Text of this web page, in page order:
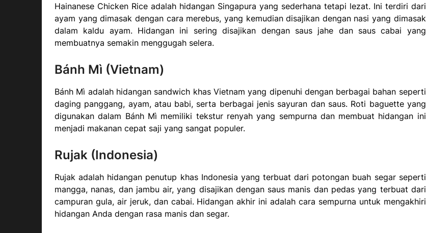
Hainanese Chicken Rice adalah hidangan Singapura yang sederhana tetapi lezat. Ini terdiri dari
ayam yang dimasak dengan cara merebus, yang kemudian disajikan dengan nasi yang dimasak
dalam kaldu ayam. Hidangan ini sering disajikan dengan saus jahe dan saus cabai yang
membuatnya semakin menggugah selera.
Bánh Mì (Vietnam)
Bánh Mì adalah hidangan sandwich khas Vietnam yang dipenuhi dengan berbagai bahan seperti
daging panggang, ayam, atau babi, serta berbagai jenis sayuran dan saus. Roti baguette yang
digunakan dalam Bánh Mì memiliki tekstur renyah yang sempurna dan membuat hidangan ini
menjadi makanan cepat saji yang sangat populer.
Rujak (Indonesia)
Rujak adalah hidangan penutup khas Indonesia yang terbuat dari potongan buah segar seperti
mangga, nanas, dan jambu air, yang disajikan dengan saus manis dan pedas yang terbuat dari
campuran gula, air jeruk, dan cabai. Hidangan akhir ini adalah cara sempurna untuk mengakhiri
hidangan Anda dengan rasa manis dan segar.